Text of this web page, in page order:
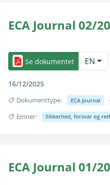
ECA Journal 02/
Se dokumentet
EN
16/12/2025
Dokumenttype: ECA Journal
Emner:
Skjul/vis helt kun for seende
Sikkerhed, forsvar og
ECA Journal 01/